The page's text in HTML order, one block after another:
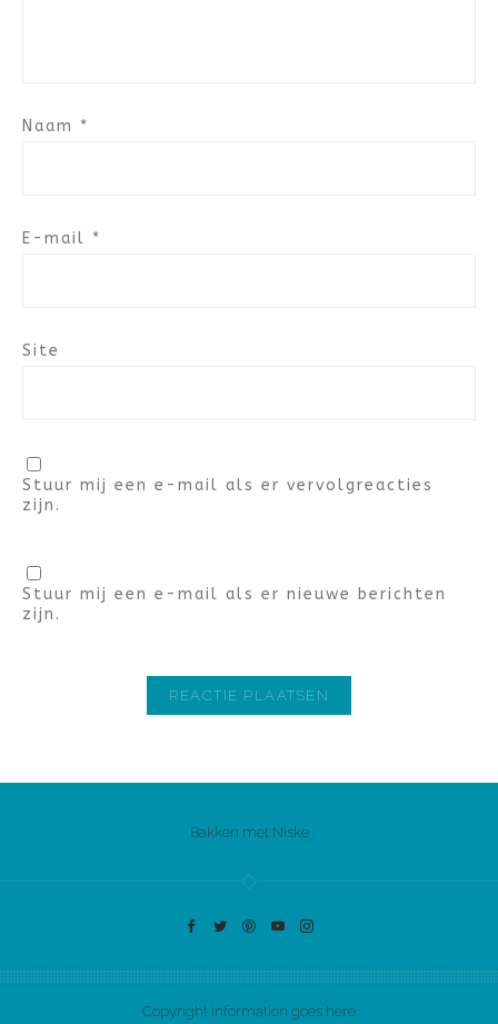
Naam *
E-mail *
Site
Stuur mij een e-mail als er vervolgreacties
zijn.
Stuur mij een e-mail als er nieuwe berichten
zijn.
Bakken met Niske
Copyright information goes here